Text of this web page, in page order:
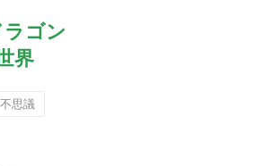
ゴン
界
不思議